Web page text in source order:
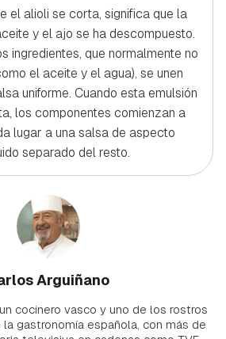
el alioli se corta, significa que la
y el ajo se ha descompuesto.
ingredientes, que normalmente no
el aceite y el agua), se unen
uniforme. Cuando esta emulsión
los componentes comienzan a
lugar a una salsa de aspecto
separado del resto.
Arguiñano
cocinero vasco y uno de los rostros
gastronomía española, con más de